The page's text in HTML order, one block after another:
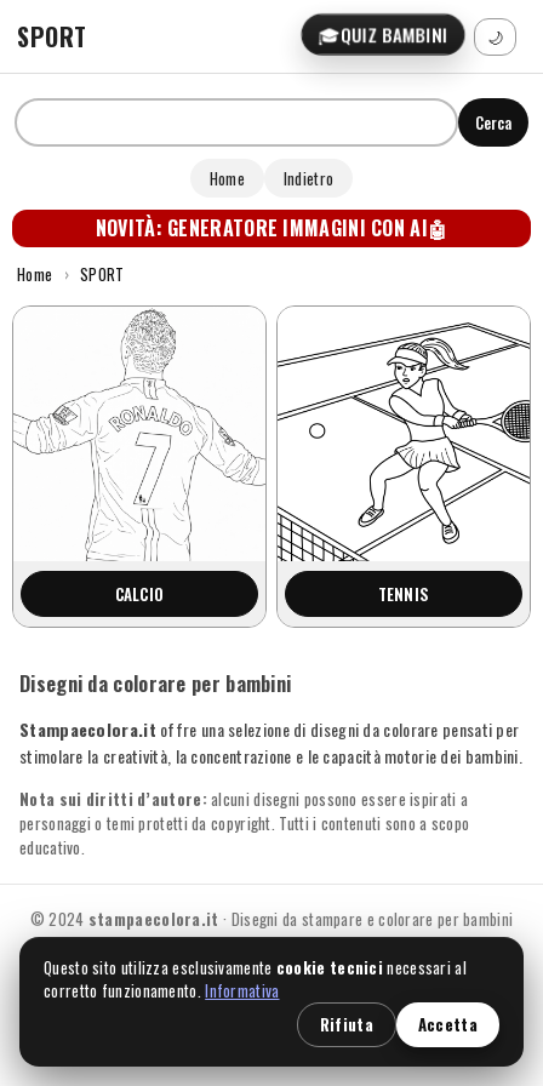
SPORT 🎓QUIZ BAMBINI 🌙
Cerca
Home Indietro
NOVITÀ: GENERATORE IMMAGINI CON AI🤖
Home › SPORT
CALCIO TENNIS
Disegni da colorare per bambini
Stampaecolora.it offre una selezione di disegni da colorare pensati per
stimolare la creatività, la concentrazione e le capacità motorie dei bambini.
Nota sui diritti d’autore: alcuni disegni possono essere ispirati a
personaggi o temi protetti da copyright. Tutti i contenuti sono a scopo
educativo.
© 2024 stampaecolora.it · Disegni da stampare e colorare per bambini
Questo sito utilizza esclusivamente cookie tecnici necessari al
corretto funzionamento.Informativa
Rifiuta
Accetta